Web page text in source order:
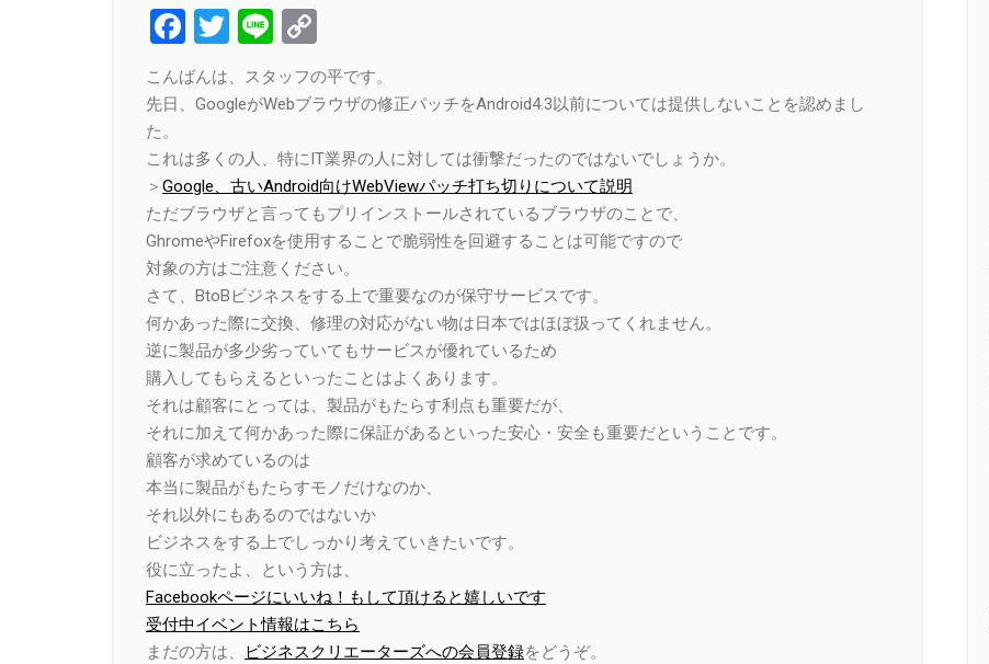
Facebook
Twitter
Line
Link
こんばんは、スタッフの平です。
先日、GoogleがWebブラウザの修正パッチをAndroid4.3以前については提供しないことを認めまし
た。
これは多くの人、特にIT業界の人に対しては衝撃だったのではないでしょうか。
＞ Google、古いAndroid向けWebViewパッチ打ち切りについて説明
ただブラウザと言ってもプリインストールされているブラウザのことで、
GhromeやFirefoxを使用することで脆弱性を回避することは可能ですので
対象の方はご注意ください。
さて、BtoBビジネスをする上で重要なのが保守サービスです。
何かあった際に交換、修理の対応がない物は日本ではほぼ扱ってくれません。
逆に製品が多少劣っていてもサービスが優れているため
購入してもらえるといったことはよくあります。
それは顧客にとっては、製品がもたらす利点も重要だが、
それに加えて何かあった際に保証があるといった安心・安全も重要だということです。
顧客が求めているのは
本当に製品がもたらすモノだけなのか、
それ以外にもあるのではないか
ビジネスをする上でしっかり考えていきたいです。
役に立ったよ、という方は、
Facebookページにいいね！もして頂けると嬉しいです
受付中イベント情報はこちら
まだの方は、
ビジネスクリエーターズへの会員登録をどうぞ。